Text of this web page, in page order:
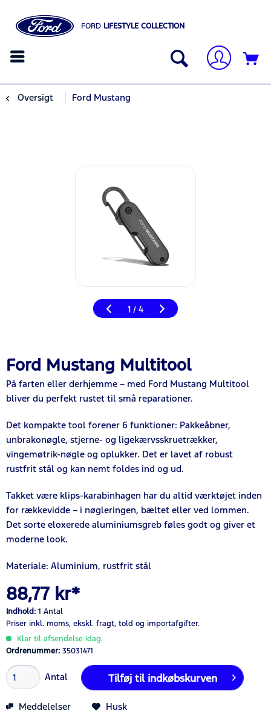
FORD LIFESTYLE COLLECTION
Oversigt Ford Mustang
1 / 4
Ford Mustang Multitool
På farten eller derhjemme – med Ford Mustang Multitool
bliver du perfekt rustet til små reparationer.
Det kompakte tool forener 6 funktioner: Pakkeåbner,
unbrakonøgle, stjerne- og ligekærvsskruetrækker,
vingemøtrik-nøgle og oplukker. Det er lavet af robust
rustfrit stål og kan nemt foldes ind og ud.
Takket være klips-karabinhagen har du altid værktøjet inden
for rækkevidde – i nøgleringen, bæltet eller ved lommen.
Det sorte eloxerede aluminiumsgreb føles godt og giver et
moderne look.
Materiale: Aluminium, rustfrit stål
88,77 kr*
Indhold: 1 Antal
Priser inkl. moms, ekskl. fragt, told og importafgifter.
Klar til afsendelse idag.
Ordrenummer: 35031471
Antal Tilføj til indkøbskurven
Meddelelser Husk